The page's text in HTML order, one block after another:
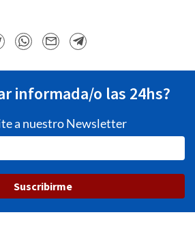
informada/o las 24hs?
a nuestro Newsletter
Suscribirme